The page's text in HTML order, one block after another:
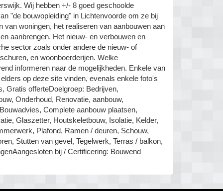
Wij hebben +/- 8 goed geschoolde
"de bouwopleiding" in Lichtenvoorde om ze bij
van woningen, het realiseren van aanbouwen aan
aanbrengen. Het nieuw- en verbouwen en
sector zoals onder andere de nieuw- of
en woonboerderijen. Welke
informeren naar de mogelijkheden. Enkele van
op deze site vinden, evenals enkele foto's
Gratis offerteDoelgroep: Bedrijven,
Onderhoud, Renovatie, aanbouw,
Complete aanbouw plaatsen,
Glaszetter, Houtskeletbouw, Isolatie, Kelder,
Plafond, Ramen / deuren, Schouw,
Stutten van gevel, Tegelwerk, Terras / balkon,
bij / Certificering: Bouwend